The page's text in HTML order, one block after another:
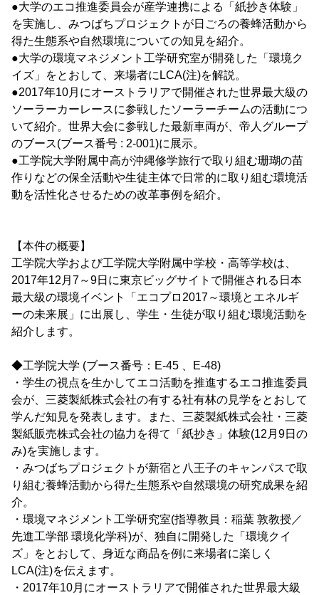
●大学のエコ推進委員会が産学連携による「紙抄き体験」
を実施し、みつばちプロジェクトが日ごろの養蜂活動から
得た生態系や自然環境についての知見を紹介。
●大学の環境マネジメント工学研究室が開発した「環境ク
イズ」をとおして、来場者にLCA(注)を解説。
●2017年10月にオーストラリアで開催された世界最大級の
ソーラーカーレースに参戦したソーラーチームの活動につ
いて紹介。世界大会に参戦した最新車両が、帝人グループ
のブース(ブース番号 : 2-001)に展示。
●工学院大学附属中高が沖縄修学旅行で取り組む珊瑚の苗
作りなどの保全活動や生徒主体で日常的に取り組む環境活
動を活性化させるための改革事例を紹介。
【本件の概要】
工学院大学および工学院大学附属中学校・高等学校は、
2017年12月7～9日に東京ビッグサイトで開催される日本
最大級の環境イベント「エコプロ2017～環境とエネルギ
ーの未来展」に出展し、学生・生徒が取り組む環境活動を
紹介します。
◆工学院大学 (ブース番号：E-45 、E-48)
・学生の視点を生かしてエコ活動を推進するエコ推進委員
会が、三菱製紙株式会社の有する社有林の見学をとおして
学んだ知見を発表します。また、三菱製紙株式会社・三菱
製紙販売株式会社の協力を得て「紙抄き」体験(12月9日の
み)を実施します。
・みつばちプロジェクトが新宿と八王子のキャンパスで取
り組む養蜂活動から得た生態系や自然環境の研究成果を紹
介。
・環境マネジメント工学研究室(指導教員：稲葉 敦教授／
先進工学部 環境化学科)が、独自に開発した「環境クイ
ズ」をとおして、身近な商品を例に来場者に楽しく
LCA(注)を伝えます。
・2017年10月にオーストラリアで開催された世界最大級